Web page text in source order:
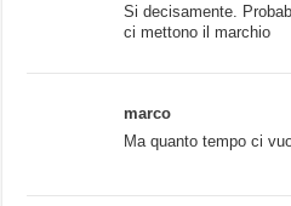
Si decisamente.
ci mettono il marchio
marco
Ma quanto tempo ci